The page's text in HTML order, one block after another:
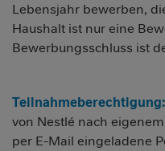
Lebensjahr bewerben,
Haushalt ist nur eine
Bewerbungsschluss ist
Teilnahmeberechtigung:
von Nestlé nach
per E-Mail eingeladene